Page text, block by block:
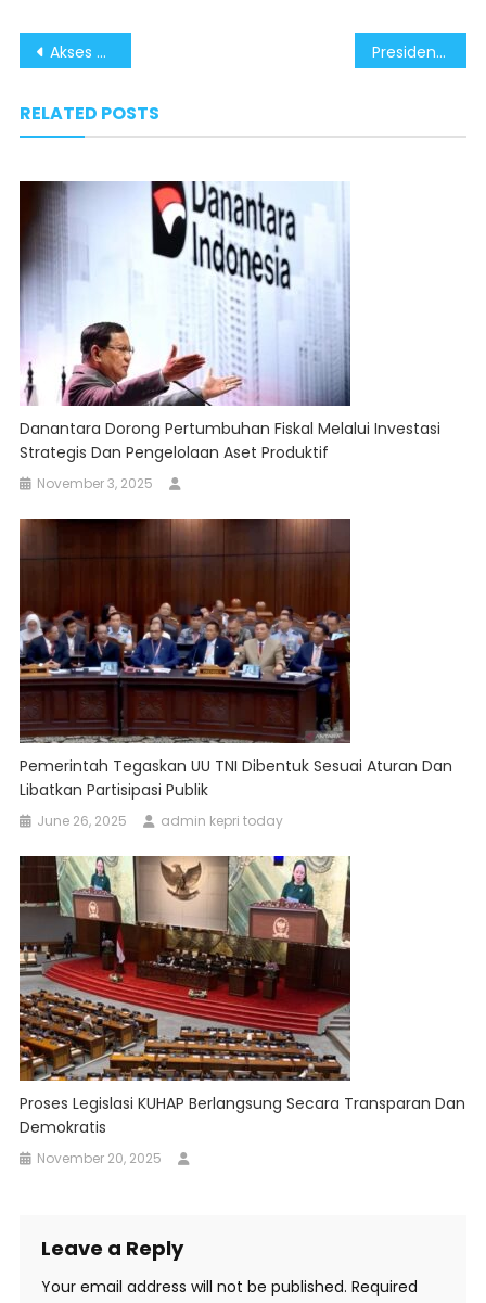
Post
Akses Terisolasi Terbuka, Pemerintah Rampungkan Perbaikan Jembatan Darurat di Aceh Presiden Prabowo Tegaskan Negara Hadir dalam Pemulihan Pascabencana Banjir di Sumatera
RELATED POSTS
Danantara Dorong Pertumbuhan Fiskal Melalui Investasi
Strategis Dan Pengelolaan Aset Produktif
November 3, 2025
Pemerintah Tegaskan UU TNI Dibentuk Sesuai Aturan Dan
Libatkan Partisipasi Publik
June 26, 2025 admin kepri today
Proses Legislasi KUHAP Berlangsung Secara Transparan Dan
Demokratis
November 20, 2025
Leave a Reply
Your email address will not be published. Required